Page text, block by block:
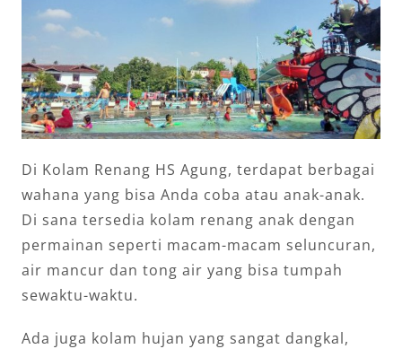
Di Kolam Renang HS Agung, terdapat berbagai
wahana yang bisa Anda coba atau anak-anak.
Di sana tersedia kolam renang anak dengan
permainan seperti macam-macam seluncuran,
air mancur dan tong air yang bisa tumpah
sewaktu-waktu.
Ada juga kolam hujan yang sangat dangkal,